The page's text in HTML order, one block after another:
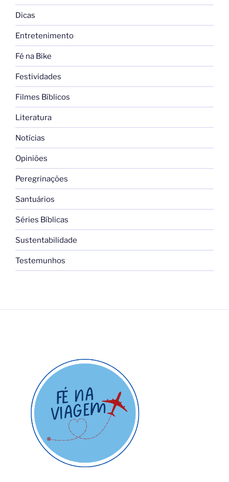
Dicas
Entretenimento
Fé na Bike
Festividades
Filmes Bíblicos
Literatura
Notícias
Opiniões
Peregrinações
Santuários
Séries Bíblicas
Sustentabilidade
Testemunhos